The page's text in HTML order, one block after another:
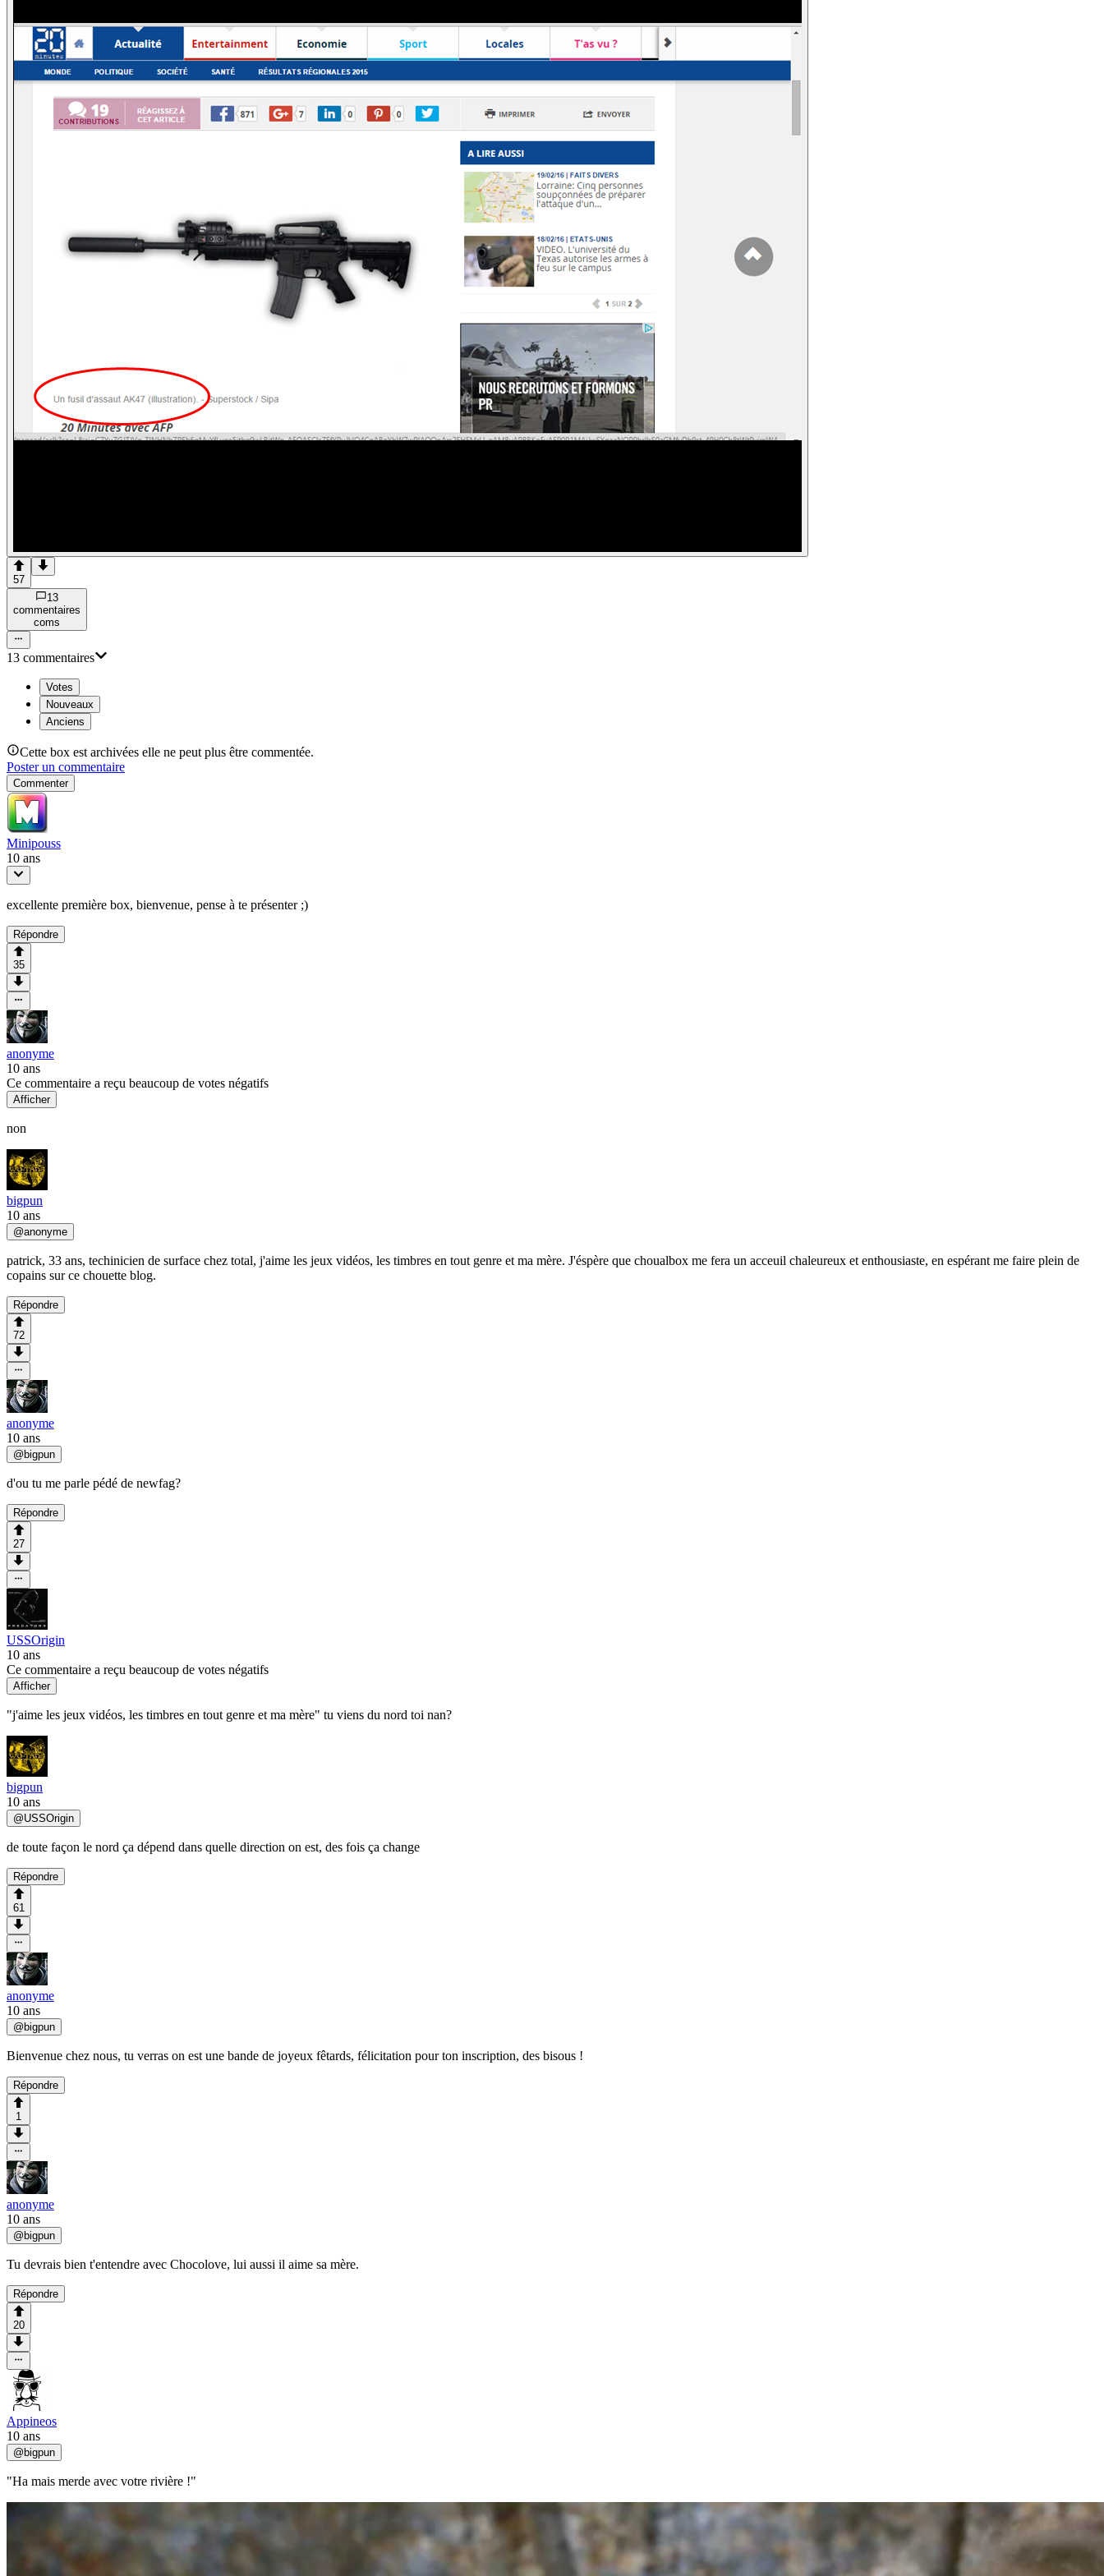
57
13
commentaires
coms
13 commentaires
Votes
Nouveaux
Anciens
Cette box est archivées elle ne peut plus être commentée.
Poster un commentaire
Commenter
Minipouss
10 ans
excellente première box, bienvenue, pense à te présenter ;)
Répondre
35
anonyme
10 ans
Ce commentaire a reçu beaucoup de votes négatifs
Afficher
non
bigpun
10 ans
@anonyme
patrick, 33 ans, techinicien de surface chez total, j'aime les jeux vidéos, les timbres en tout genre et ma mère. J'éspère que choualbox me fera un acceuil chaleureux et enthousiaste, en espérant me faire plein de
copains sur ce chouette blog.
Répondre
72
anonyme
10 ans
@ bigpun
d'ou tu me parle pédé de newfag?
Répondre
27
USSOrigin
10 ans
Ce commentaire a reçu beaucoup de votes négatifs
Afficher
"j'aime les jeux vidéos, les timbres en tout genre et ma mère" tu viens du nord toi nan?
bigpun
10 ans
@USSOrigin
de toute façon le nord ça dépend dans quelle direction on est, des fois ça change
Répondre
61
anonyme
10 ans
@ bigpun
Bienvenue chez nous, tu verras on est une bande de joyeux fêtards, félicitation pour ton inscription, des bisous !
Répondre
1
anonyme
10 ans
@ bigpun
Tu devrais bien t'entendre avec Chocolove, lui aussi il aime sa mère.
Répondre
20
Appineos
10 ans
@ bigpun
"Ha mais merde avec votre rivière !"